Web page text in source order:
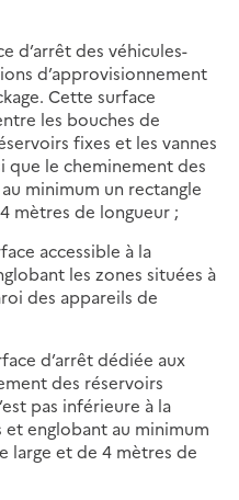
d’arrêt des véhicules-
d’approvisionnement
Cette surface
les bouches de
fixes et les vannes
que le cheminement des
minimum un rectangle
mètres de longueur ;
accessible à la
les zones situées à
des appareils de
d’arrêt dédiée aux
des réservoirs
pas inférieure à la
englobant au minimum
large et de 4 mètres de